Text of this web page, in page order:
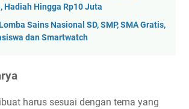
Hadiah Hingga Rp10 Juta
Sains Nasional SD, SMP, SMA Gratis,
dan Smartwatch
harus sesuai dengan tema yang